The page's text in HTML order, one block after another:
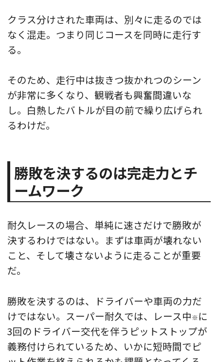
クラス分けされた車両は、別々に走るのでは
なく混走。つまり同じコースを同時に走行す
る。
そのため、走行中は抜きつ抜かれつのシーン
が非常に多くなり、観戦者も興奮間違いな
し。白熱したバトルが目の前で繰り広げられ
るわけだ。
勝敗を決するのは完走力とチ
ームワーク
耐久レースの場合、単純に速さだけで勝敗が
決するわけではない。まずは車両が壊れない
こと、そして壊さないように走ることが重要
だ。
勝敗を決するのは、ドライバーや車両の力だ
けではない。スーパー耐久では、レース中 ※ に
3回のドライバー交代を伴うピットストップが
義務付けられているため、いかに短時間でピ